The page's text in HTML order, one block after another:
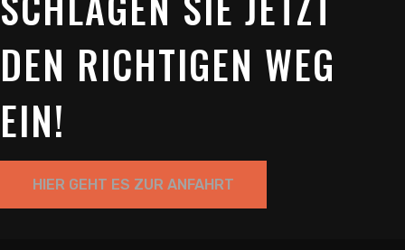
DEN RICHTIGEN WEG
EIN!
HIER GEHT ES ZUR ANFAHRT